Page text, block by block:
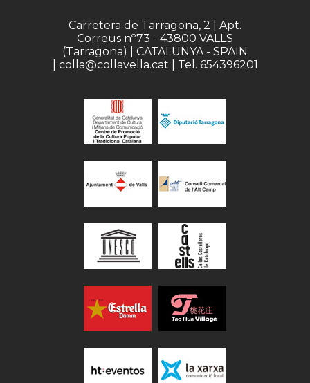
Carretera de Tarragona, 2 | Apt.
Correus nº73 - 43800 VALLS
(Tarragona) | CATALUNYA - SPAIN
| colla@collavella.cat | Tel. 654396201